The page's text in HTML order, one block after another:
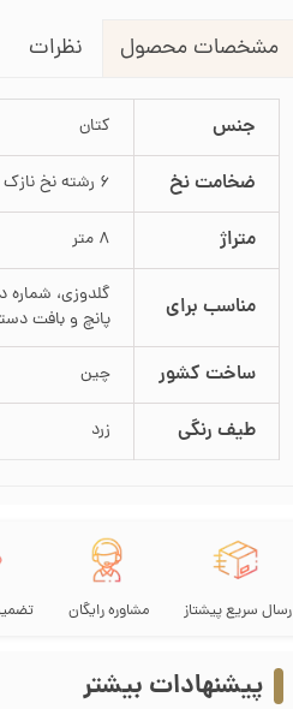
مشخصات محصول نظرات
جنس کتان
ضخامت نخ 6 رشته نخ نازک تابیده شده
متراژ 8 متر
مناسب برای
گلدوزی، شماره
پانچ و بافت
ساخت کشور چین
طیف رنگی زرد
مشاوره رایگان سریع پیشتاز
پیشنهادات بیشتر